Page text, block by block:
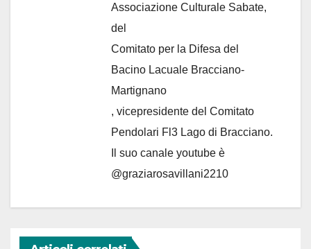
Associazione Culturale Sabate,
del
Comitato per la Difesa del
Bacino Lacuale Bracciano-
Martignano
, vicepresidente del Comitato
Pendolari Fl3 Lago di Bracciano.
Il suo canale youtube è
@graziarosavillani2210